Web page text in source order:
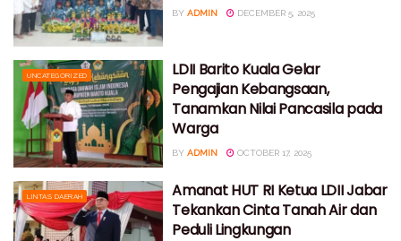
BY ADMIN DECEMBER 5, 2025
UNCATEGORIZED
LDII Barito Kuala Gelar
Pengajian Kebangsaan,
Tanamkan Nilai Pancasila pada
Warga
BY ADMIN OCTOBER 17, 2025
LINTAS DAERAH
Amanat HUT RI Ketua LDII Jabar
Tekankan Cinta Tanah Air dan
Peduli Lingkungan